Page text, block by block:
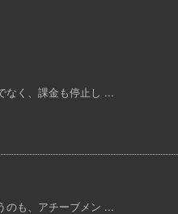
なく、課金も停止し ...
のも、アチーブメン ...